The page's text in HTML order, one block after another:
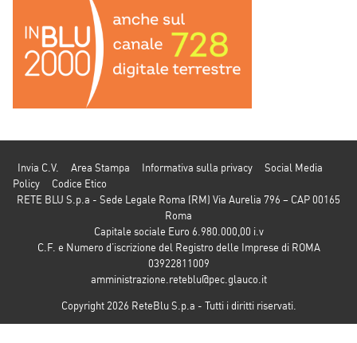
Invia C.V. Area Stampa Informativa sulla privacy
Social Media
Policy
Codice Etico
RETE BLU S.p.a - Sede Legale Roma (RM) Via Aurelia 796 – CAP 00165
Roma
Capitale sociale Euro 6.980.000,00 i.v
C.F. e Numero d’iscrizione del Registro delle Imprese di ROMA
03922811009
amministrazione.reteblu@pec.glauco.it
Copyright 2026 ReteBlu S.p.a - Tutti i diritti riservati.